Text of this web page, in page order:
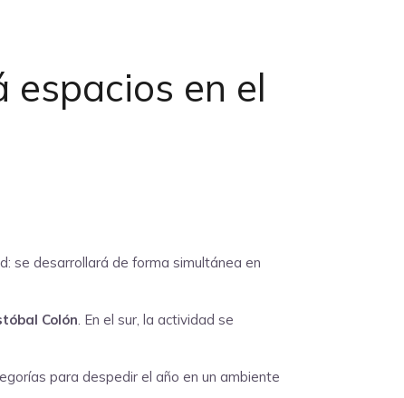
espacios en el
se desarrollará de forma simultánea en
Colón. En el sur, la actividad se
para despedir el año en un ambiente